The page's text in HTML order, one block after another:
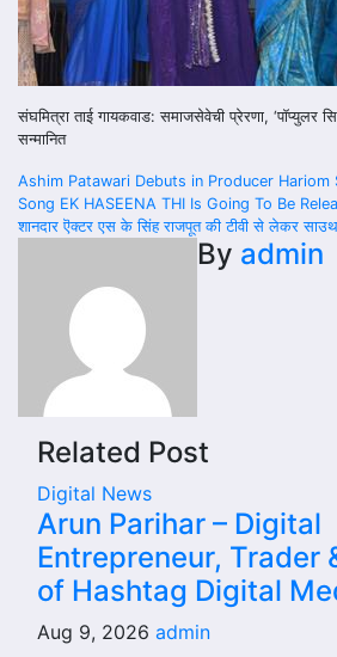
संघमित्रा ताई गायकवाड: समाजसेवेची प्रेरणा, ‘पॉप्युलर
सन्मानित
Post
navigation
Ashim Patawari Debuts in Producer Hariom
Song EK HASEENA THI Is Going To Be
शानदार ऎक्टर एस के सिंह राजपूत की टीवी से लेकर
By admin
Related Post
Digital News
Arun Parihar – Digital
Entrepreneur, Trader
of Hashtag Digital
Aug 9, 2026 admin